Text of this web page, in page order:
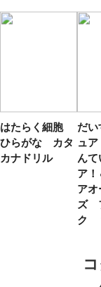
はたらく細胞
ひらがな カタ
カナドリル
だ
ュ
んて
ア
ア
ズ
ク